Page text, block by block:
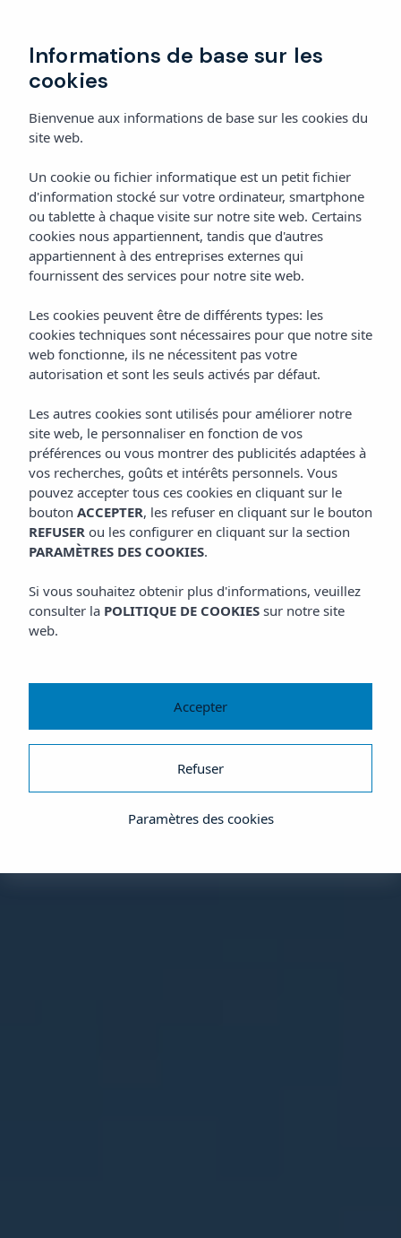
Informations de base sur les
cookies
Bienvenue aux informations de base sur les cookies du
site web.
Un cookie ou fichier informatique est un petit fichier
d'information stocké sur votre ordinateur, smartphone
ou tablette à chaque visite sur notre site web. Certains
cookies nous appartiennent, tandis que d'autres
appartiennent à des entreprises externes qui
fournissent des services pour notre site web.
Les cookies peuvent être de différents types: les
cookies techniques sont nécessaires pour que notre site
web fonctionne, ils ne nécessitent pas votre
autorisation et sont les seuls activés par défaut.
Les autres cookies sont utilisés pour améliorer notre
site web, le personnaliser en fonction de vos
préférences ou vous montrer des publicités adaptées à
vos recherches, goûts et intérêts personnels. Vous
pouvez accepter tous ces cookies en cliquant sur le
bouton ACCEPTER, les refuser en cliquant sur le bouton
REFUSER ou les configurer en cliquant sur la section
PARAMÈTRES DES COOKIES.
Si vous souhaitez obtenir plus d'informations, veuillez
consulter la POLITIQUE DE COOKIES sur notre site
web.
Paramètres des cookies
Refuser
Accepter